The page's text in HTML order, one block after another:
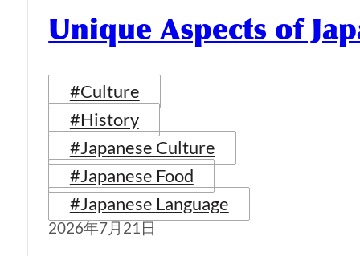
Unique Aspects of
#Culture
#History
#Japanese Culture
#Japanese Food
#Japanese Language
2026年7月21日